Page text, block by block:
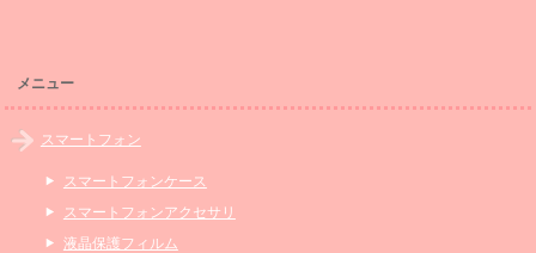
メニュー
スマートフォン
スマートフォンケース
スマートフォンアクセサリ
液晶保護フィルム